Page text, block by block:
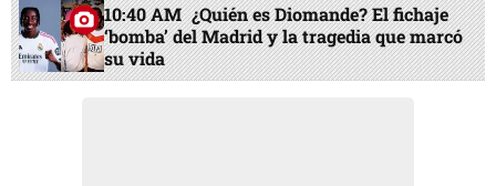
10:40 AM ¿Quién es Diomande? El fichaje
‘bomba’ del Madrid y la tragedia que marcó
su vida